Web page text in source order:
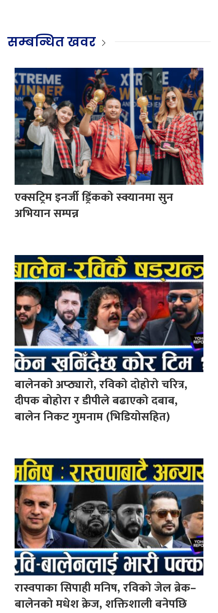
सम्बन्धित खवर
एक्सट्रिम इनर्जी ड्रिंकको स्क्यानमा सुन
अभियान सम्पन्न
बालेनको अप्ठ्यारो, रविको दोहोरो चरित्र,
दीपक बोहोरा र डीपीले बढाएको दबाब,
बालेन निकट गुमनाम (भिडियोसहित)
रास्वपाका सिपाही मनिष, रविको जेल ब्रेक–
बालेनको मधेश क्रेज, शक्तिशाली बनेपछि